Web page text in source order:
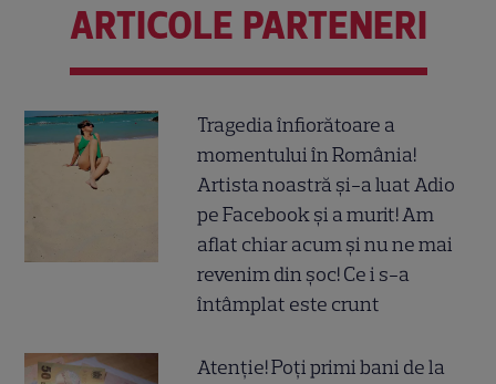
ARTICOLE PARTENERI
Tragedia înfiorătoare a
momentului în România!
Artista noastră și-a luat Adio
pe Facebook și a murit! Am
aflat chiar acum și nu ne mai
revenim din șoc! Ce i s-a
întâmplat este crunt
Atenție! Poți primi bani de la